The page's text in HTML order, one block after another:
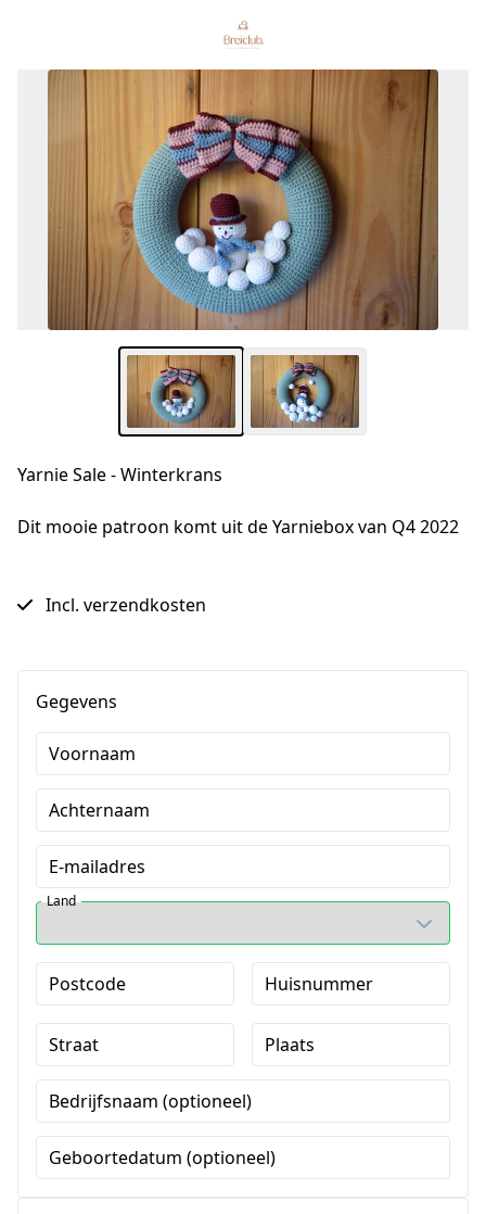
Yarnie Sale - Winterkrans
Dit mooie patroon komt uit de Yarniebox van Q4 2022
Incl. verzendkosten
Gegevens
Voornaam
Achternaam
E-mailadres
Land
Postcode Huisnummer
Straat Plaats
Bedrijfsnaam (optioneel)
Geboortedatum (optioneel)